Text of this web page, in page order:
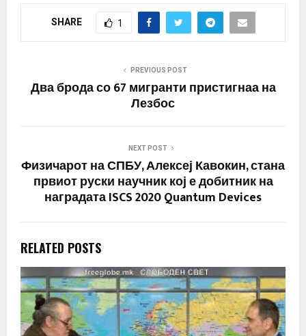
SHARE 1
PREVIOUS POST
Два брода со 67 мигранти пристигнаа на
Лезбос
NEXT POST
Физичарот на СПБУ, Алексеј Кавокин, стана
првиот руски научник кој е добитник на
наградата ISCS 2020 Quantum Devices
RELATED POSTS